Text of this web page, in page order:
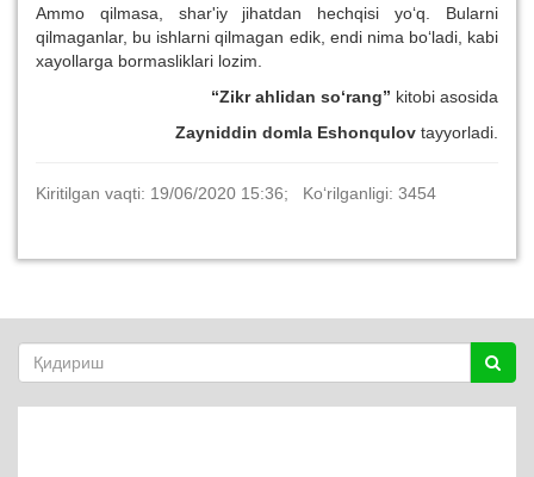
Ammo qilmasa, shar'iy jihatdan hechqisi yo‘q. Bularni
qilmaganlar, bu ishlarni qilmagan edik, endi nima bo‘ladi, kabi
xayollarga bormasliklari lozim.
“Zikr ahlidan so‘rang” kitobi asosida
Zayniddin domla Eshonqulov tayyorladi.
Kiritilgan vaqti: 19/06/2020 15:36; Ko‘rilganligi: 3454